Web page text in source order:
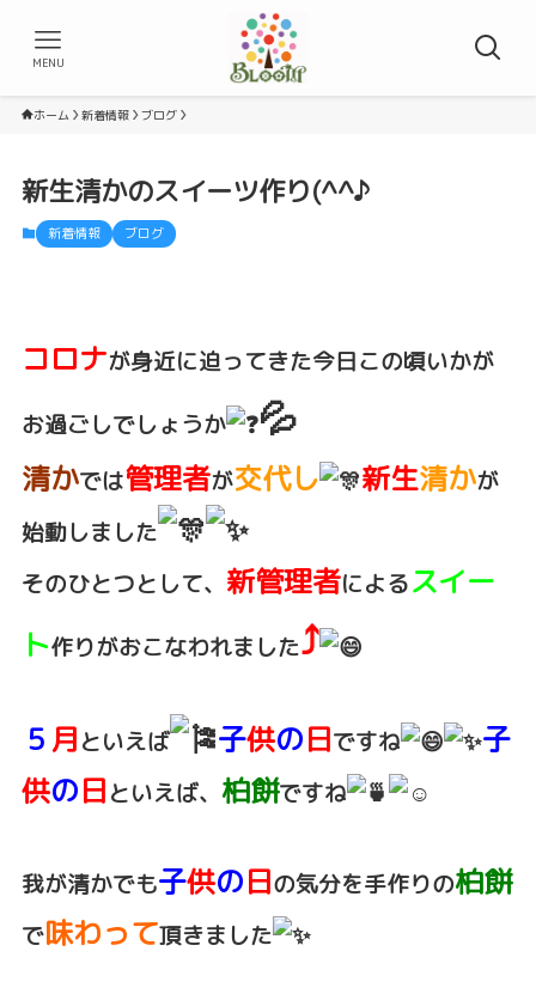
MENU
ホーム 新着情報 ブログ
新生清かのスイーツ作り(^^♪
新着情報 ブログ
コロナが身近に迫ってきた今日この頃いかが
お過ごしでしょうか 💦
清かでは管理者が交代し 新生清かが
始動しました
そのひとつとして、 新管理者によるスイー
ト作りがおこなわれました⤴️
５月といえば 子供の日ですね
子
供の日といえば、 柏餅ですね
我が清かでも子供の日の気分を手作りの柏餅
で味わって頂きました